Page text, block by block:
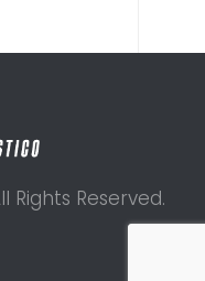
Rights Reserved.